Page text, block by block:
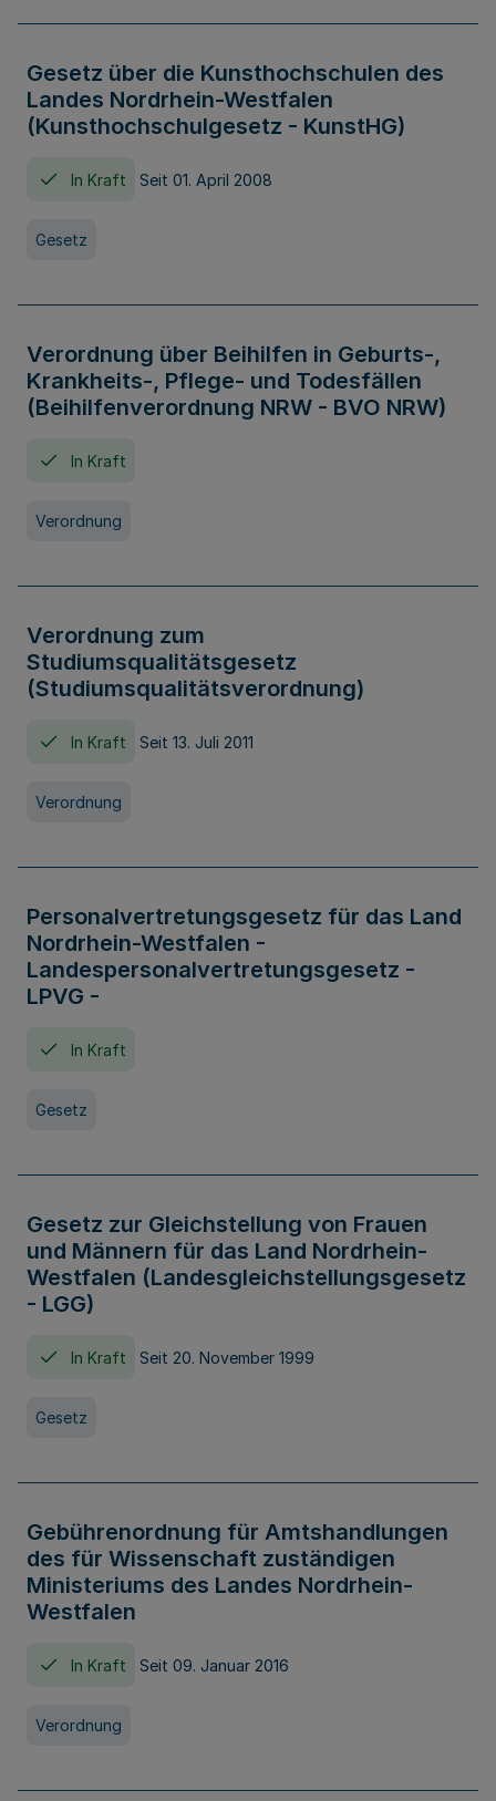
Gesetz über die Kunsthochschulen des
Landes Nordrhein-Westfalen
(Kunsthochschulgesetz - KunstHG)
In Kraft Seit 01. April 2008
Gesetz
Verordnung über Beihilfen in Geburts-,
Krankheits-, Pflege- und Todesfällen
(Beihilfenverordnung NRW - BVO NRW)
In Kraft
Verordnung
Verordnung zum
Studiumsqualitätsgesetz
(Studiumsqualitätsverordnung)
In Kraft Seit 13. Juli 2011
Verordnung
Personalvertretungsgesetz für das Land
Nordrhein-Westfalen -
Landespersonalvertretungsgesetz -
LPVG -
In Kraft
Gesetz
Gesetz zur Gleichstellung von Frauen
und Männern für das Land Nordrhein-
Westfalen (Landesgleichstellungsgesetz
- LGG)
In Kraft Seit 20. November 1999
Gesetz
Gebührenordnung für Amtshandlungen
des für Wissenschaft zuständigen
Ministeriums des Landes Nordrhein-
Westfalen
In Kraft Seit 09. Januar 2016
Verordnung